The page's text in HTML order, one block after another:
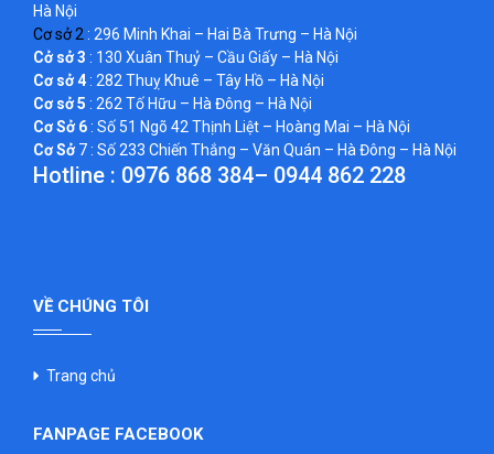
Hà Nội
Cơ sở 2 : 296 Minh Khai – Hai Bà Trưng – Hà Nội
Cở sở 3 : 130 Xuân Thuỷ – Cầu Giấy – Hà Nội
Cơ sở 4: 282 Thuỵ Khuê – Tây Hồ – Hà Nội
Cơ sở 5 : 262 Tố Hữu – Hà Đông – Hà Nội
Cơ Sở 6: Số 51 Ngõ 42 Thịnh Liệt – Hoàng Mai – Hà Nội
Cơ Sở7 : Số 233 Chiến Thắng – Văn Quán – Hà Đông – Hà Nội
Hotline : 0976 868 384– 0944 862 228
VỀ CHÚNG TÔI
Trang chủ
FANPAGE FACEBOOK